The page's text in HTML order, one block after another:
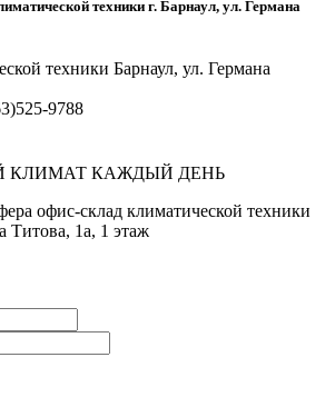
техники г. Барнаул, ул. Германа
техники Барнаул, ул. Германа
9788
КЛИМАТ КАЖДЫЙ ДЕНЬ
офис-склад климатической техники
Титова, 1а, 1 этаж